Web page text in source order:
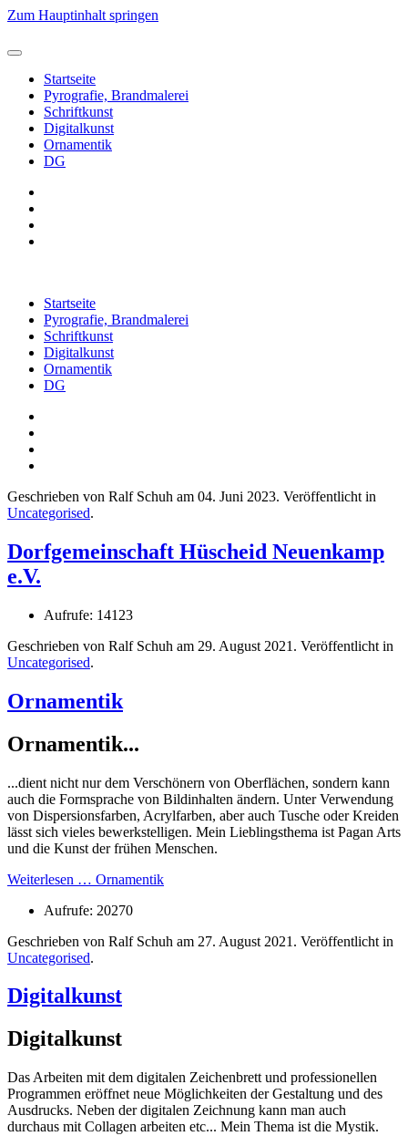
Zum Hauptinhalt springen
Startseite
Pyrografie, Brandmalerei
Schriftkunst
Digitalkunst
Ornamentik
DG
Startseite
Pyrografie, Brandmalerei
Schriftkunst
Digitalkunst
Ornamentik
DG
Geschrieben von Ralf Schuh am 04. Juni 2023. Veröffentlicht in
Uncategorised.
Dorfgemeinschaft Hüscheid Neuenkamp
e.V.
Aufrufe: 14123
Geschrieben von Ralf Schuh am 29. August 2021 . Veröffentlicht in
Uncategorised.
Ornamentik
Ornamentik...
...dient nicht nur dem Verschönern von Oberflächen, sondern kann
auch die Formsprache von Bildinhalten ändern. Unter Verwendung
von Dispersionsfarben, Acrylfarben, aber auch Tusche oder Kreiden
lässt sich vieles bewerkstelligen. Mein Lieblingsthema ist Pagan Arts
und die Kunst der frühen Menschen.
Weiterlesen … Ornamentik
Aufrufe: 20270
Geschrieben von Ralf Schuh am 27. August 2021 . Veröffentlicht in
Uncategorised.
Digitalkunst
Digitalkunst
Das Arbeiten mit dem digitalen Zeichenbrett und professionellen
Programmen eröffnet neue Möglichkeiten der Gestaltung und des
Ausdrucks. Neben der digitalen Zeichnung kann man auch
durchaus mit Collagen arbeiten etc... Mein Thema ist die Mystik.